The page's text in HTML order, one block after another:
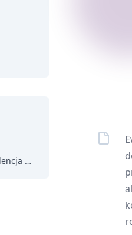
EWPWiersz Ewidencja przychodów ryczałtowych - załącznik